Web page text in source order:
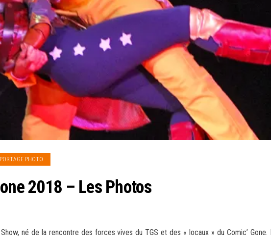
PHOTO
2018 – Les Photos
né de la rencontre des forces vives du TGS et des « locaux » du Comic’ Gone.